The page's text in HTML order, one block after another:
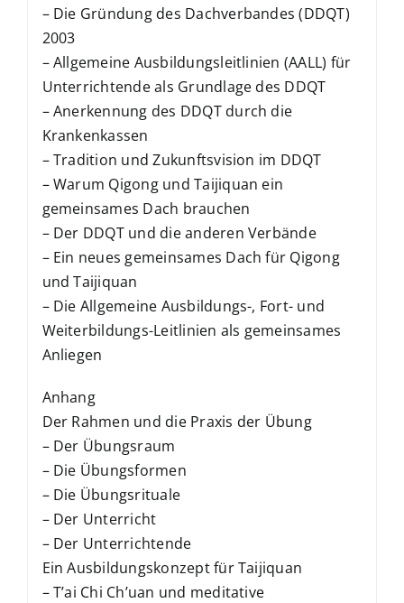
– Die Gründung des Dachverbandes (DDQT)
2003
– Allgemeine Ausbildungsleitlinien (AALL) für
Unterrichtende als Grundlage des DDQT
– Anerkennung des DDQT durch die
Krankenkassen
– Tradition und Zukunftsvision im DDQT
– Warum Qigong und Taijiquan ein
gemeinsames Dach brauchen
– Der DDQT und die anderen Verbände
– Ein neues gemeinsames Dach für Qigong
und Taijiquan
– Die Allgemeine Ausbildungs-, Fort- und
Weiterbildungs-Leitlinien als gemeinsames
Anliegen
Anhang
Der Rahmen und die Praxis der Übung
– Der Übungsraum
– Die Übungsformen
– Die Übungsrituale
– Der Unterricht
– Der Unterrichtende
Ein Ausbildungskonzept für Taijiquan
– T’ai Chi Ch’uan und meditative